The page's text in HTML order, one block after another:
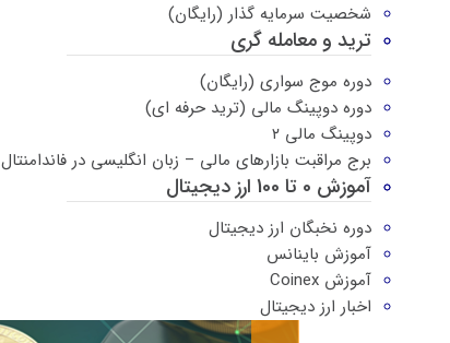
شخصیت سرمایه گذار (رایگان)
ترید و معامله گری
دوره موج سواری (رایگان)
دوره دوپینگ مالی (ترید حرفه ای)
دوپینگ مالی ۲
برج مراقبت بازارهای مالی – زبان انگلیسی در فاندامنتال
آموزش 0 تا 100 ارز دیجیتال
دوره نخبگان ارز دیجیتال
آموزش باینانس
آموزش Coinex
اخبار ارز دیجیتال